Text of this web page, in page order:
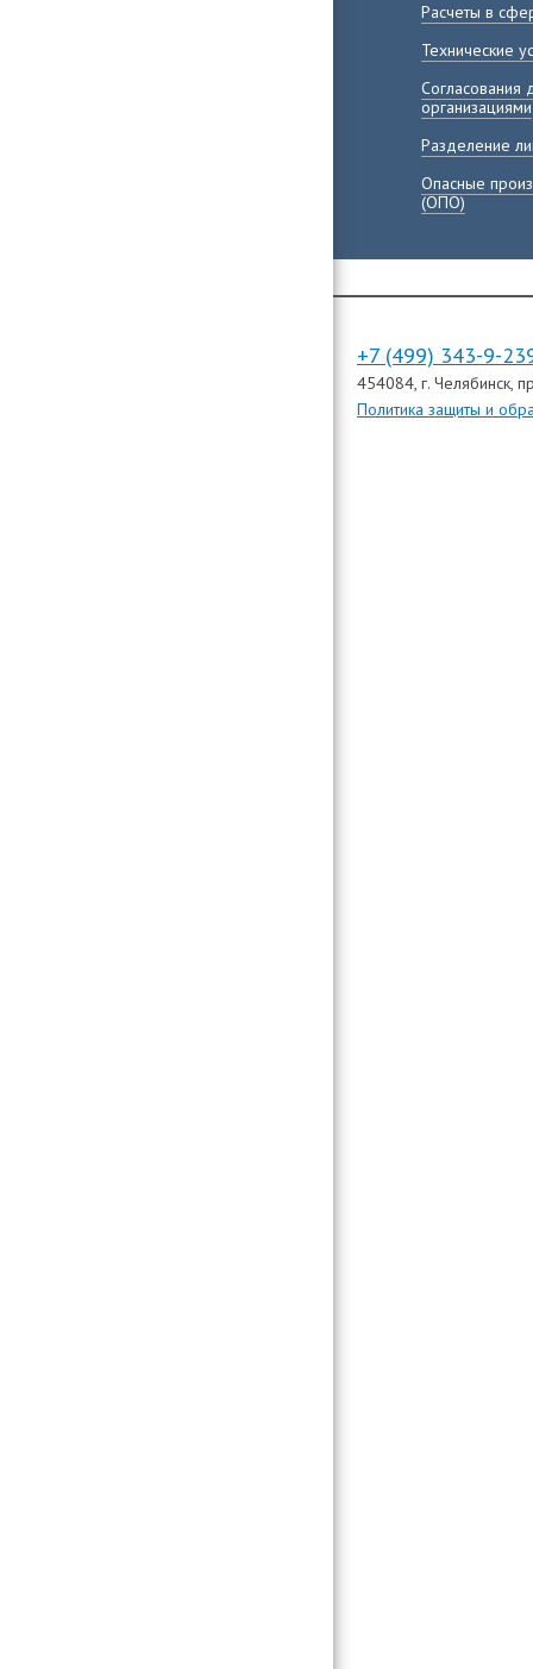
Расчеты в
Технические
Согласования
организациями
Разделение
Опасные
(ОПО)
+7 (499) 343-9-
454084, г. Челябинск,
Политика защиты и